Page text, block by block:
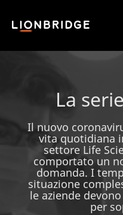
La
Il nuovo
vita quotidiana
settore Life
comportato un
domanda. I
situazione
le aziende
per